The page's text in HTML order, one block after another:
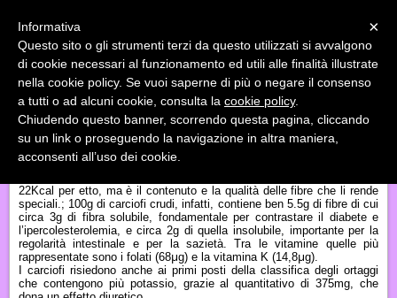
INDIETRO « »
CARCIOFI, FIORI D'INVERNO
carciofisono una delle verdure della stagione invernale. I
periododi coltivazioneinfattiva
22Kcal per etto, ma è il contenuto e la qualità delle fibre che li rende
speciali.; 100g di carciofi crudi,infatti, contiene ben 5.5g di fibredi cui
circa 3g di fibra solubile, fondamentale per contrastare il diabete e
l’ipercolesterolemia, e circa 2g di quella insolubile, importante per la
regolarità intestinale e per la sazietà.Tra le vitamine quelle più
rappresentate sono i folati (68µg) e la vitamina K (14,8µg).
I carciofi risiedono anche ai primi posti della classifica degli ortaggi
che contengono più potassio, grazie al quantitativo di 375mg, che
×
Informativa
Questo sito o gli strumenti terzi da questo utilizzati si avvalgono
di cookie necessari al funzionamento ed utili alle finalità illustrate
nella cookie policy. Se vuoi saperne di più o negare il consenso
a tutti o ad alcuni cookie, consulta la cookie policy.
Chiudendo questo banner, scorrendo questa pagina, cliccando
su un link o proseguendo la navigazione in altra maniera,
acconsenti all’uso dei cookie.